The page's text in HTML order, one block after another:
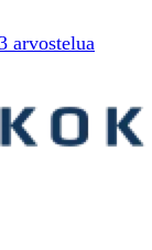
arvostelua